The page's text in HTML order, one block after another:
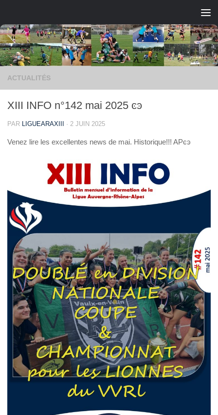
ACTUALITÉS
XIII INFO n°142 mai 2025 ͼͽ
PAR LIGUEARAXIII · 2 JUIN 2025
Venez lire les excellentes news de mai. Historique!!! APͼͽ